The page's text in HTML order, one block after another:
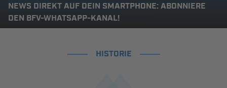
NEWS DIREKT AUF DEIN SMARTPHONE: ABONNIERE
DEN BFV-WHATSAPP-KANAL!
HISTORIE